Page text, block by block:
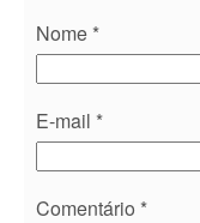
Nome *
E-mail *
Comentário *